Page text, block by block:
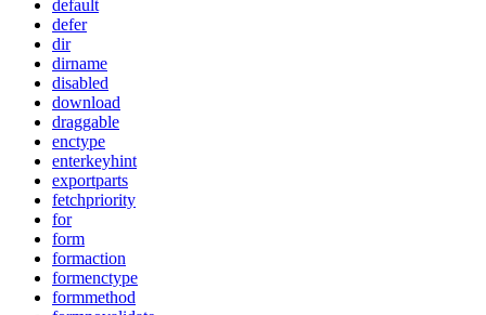
default
defer
dir
dirname
disabled
download
draggable
enctype
enterkeyhint
exportparts
fetchpriority
for
form
formaction
formenctype
formmethod